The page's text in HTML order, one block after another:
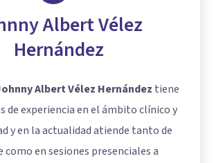
Albert Vélez
Hernández
Albert Vélez Hernández tiene
de experiencia en el ámbito clínico y
y en la actualidad atiende tanto de
en sesiones presenciales a